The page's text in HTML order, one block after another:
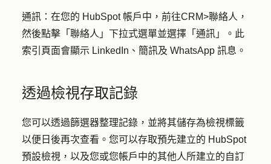
通訊 ：在您的 HubSpot 帳戶中，前往CRM>聯絡人，
然後點擊「 聯絡人 」下拉式選單並選擇 「通訊」
。此
索引頁面會顯示 LinkedIn、簡訊及 WhatsApp 訊息。
透過檢視存取記錄
您可以透過篩選器整理記錄，並將其儲存為檢視標籤
以便日後再次查看。您可以存取預先建立的 HubSpot
預設檢視，以及您或您帳戶中的其他人所建立的自訂